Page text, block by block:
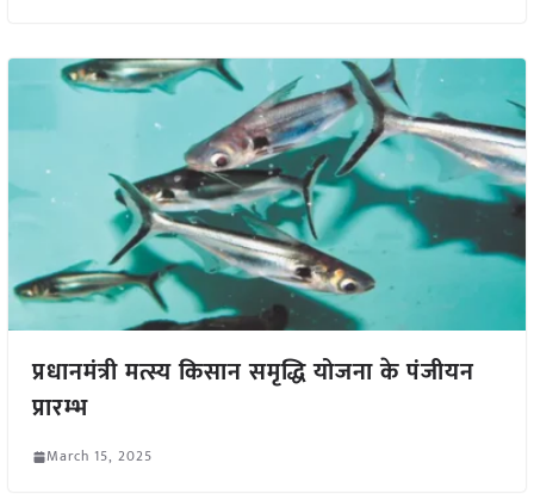
प्रधानमंत्री मत्स्य किसान समृद्धि योजना के पंजीयन
प्रारम्भ
March 15, 2025